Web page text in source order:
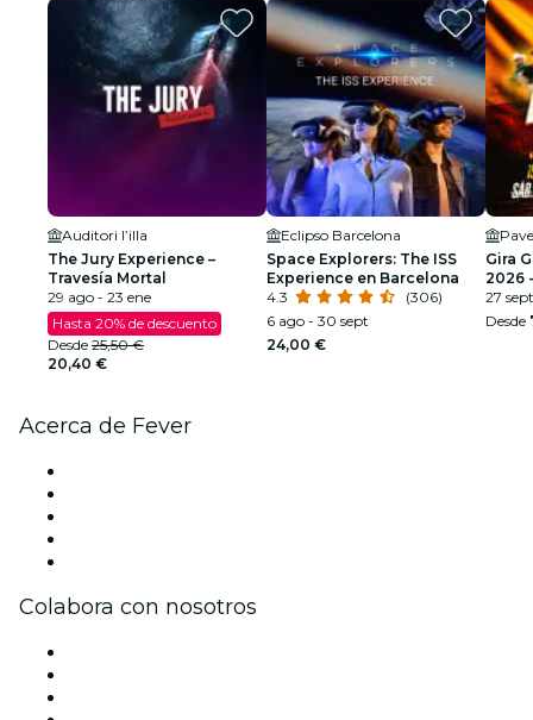
Auditori l’illa
The Jury Experience –
Travesía Mortal
29 ago - 23 ene
Hasta 20% de descuento
Desde 25,50 €
20,40 €
Eclipso Barcelona
Space Explorers: The ISS
Experience en Barcelona
4.3
(306)
6 ago - 30 sept
24,00 €
Gira
2026
27 sept
Desde
Acerca de Fever
Colabora con nosotros